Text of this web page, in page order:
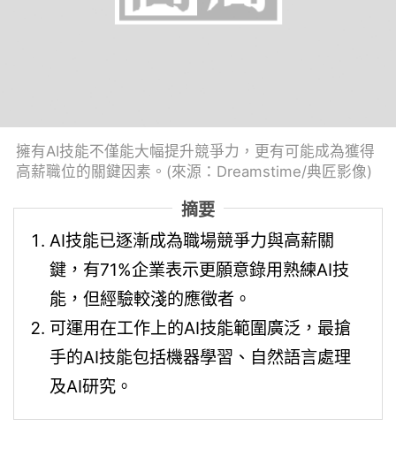
擁有AI技能不僅能大幅提升競爭力，更有可能成為獲得
高薪職位的關鍵因素。(來源：Dreamstime/典匠影像)
摘要
AI技能已逐漸成為職場競爭力與高薪關
鍵，有71%企業表示更願意錄用熟練AI技
能，但經驗較淺的應徵者。
可運用在工作上的AI技能範圍廣泛，最搶
手的AI技能包括機器學習、自然語言處理
及AI研究。